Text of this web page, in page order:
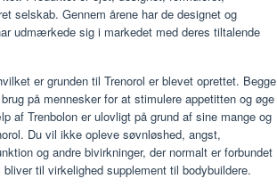
selskab. Gennem årene har de designet og
udmærkede sig i markedet med deres tiltalende
er grunden til Trenorol er blevet oprettet. Begge
på mennesker for at stimulere appetitten og øge
af Trenbolon er ulovligt på grund af sine mange og
Du vil ikke opleve søvnløshed, angst,
og andre bivirkninger, der normalt er forbundet
til virkelighed supplement til bodybuildere.